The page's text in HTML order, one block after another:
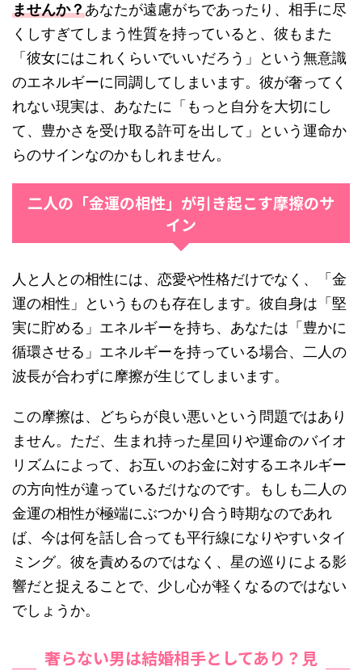
ませんか？あなたが遠慮がちであったり、相手に尽
くしすぎてしまう性質を持っていると、彼もまた
「彼女にはこれくらいでいいだろう」という無意識
のエネルギーに同調してしまいます。彼が奢ってく
れない現実は、あなたに「もっと自分を大切にし
て、豊かさを受け取る許可を出して」という運命か
らのサインなのかもしれません。
二人の「金運の相性」が引き起こす摩擦のサ
イン
人と人との相性には、恋愛や性格だけでなく、「金
運の相性」というものも存在します。彼自身は「堅
実に貯める」エネルギーを持ち、あなたは「豊かに
循環させる」エネルギーを持っている場合、二人の
波長が合わずに摩擦が生じてしまいます。
この摩擦は、どちらが良い悪いという問題ではあり
ません。ただ、生まれ持った星回りや運命のバイオ
リズムによって、お互いのお金に対するエネルギー
の方向性が違っているだけなのです。もしも二人の
金運の相性が極端にぶつかり合う時期なのであれ
ば、今は何を話し合っても平行線になりやすいタイ
ミング。彼を責めるのではなく、星の巡りによる影
響だと捉えることで、少し心が軽くなるのではない
でしょうか。
奢らない男は結婚相手としてあり？見